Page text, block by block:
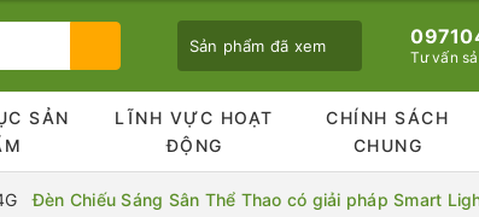
Sản phẩm đã xem
Tư vấn
SẢN
LĨNH VỰC HOẠT
ĐỘNG
CHÍNH SÁCH
CHUNG
Đèn Chiếu Sáng Sân Thể Thao có giải pháp Smart